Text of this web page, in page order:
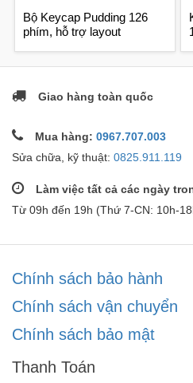
Bộ Keycap Pudding 126
phím, hỗ trợ layout
Giao hàng toàn quốc
Mua hàng: 0967.707.003
Sửa chữa, kỹ thuật: 0825.911.119
Làm việc tất cả các ngày
Từ 09h đến 19h (Thứ 7-CN: 10h-
Chính sách bảo hành
Chính sách vận chuyển
Chính sách bảo mật
Thanh Toán